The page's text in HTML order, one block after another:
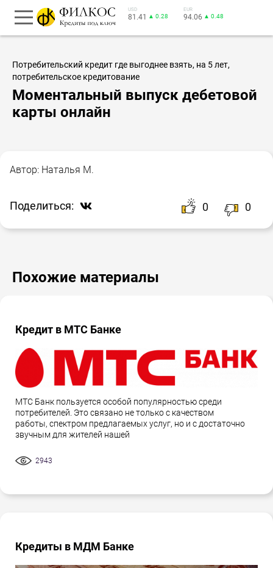
USD
81.41 ▲ 0.28
EUR
94.06 ▲ 0.48
Потребительский кредит где выгоднее взять, на 5 лет,
потребительское кредитование
Моментальный выпуск дебетовой
карты онлайн
Автор: Наталья М.
Поделиться: 0 0
Похожие материалы
Кредит в МТС Банке
МТС Банк пользуется особой популярностью среди
потребителей. Это связано не только с качеством
работы, спектром предлагаемых услуг, но и с достаточно
звучным для жителей нашей
2943
Кредиты в МДМ Банке